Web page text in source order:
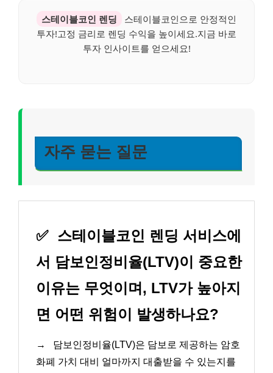
스테이블코인 렌딩
스테이블코인으로 안정적인
투자!고정 금리로 렌딩 수익을 높이세요.지금 바로
투자 인사이트를 얻으세요!
자주 묻는 질문
✅ 스테이블코인 렌딩 서비스에
서 담보인정비율(LTV)이 중요한
이유는 무엇이며, LTV가 높아지
면 어떤 위험이 발생하나요?
→
담보인정비율(LTV)은 담보로 제공하는 암호
화폐 가치 대비 얼마까지 대출받을 수 있는지를